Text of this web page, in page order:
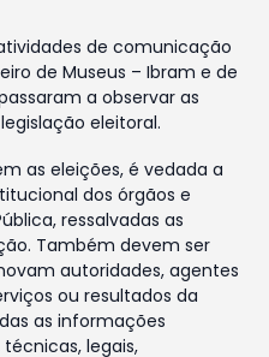
de comunicação
de Museus – Ibram e de
a observar as
eleitoral.
as eleições, é vedada a
dos órgãos e
ressalvadas as
Também devem ser
autoridades, agentes
ou resultados da
as informações
legais,